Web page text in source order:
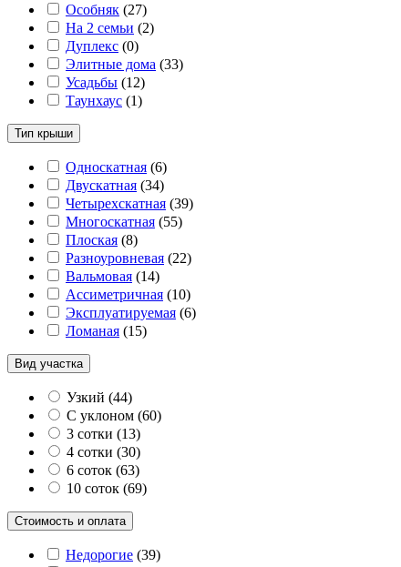
Особняк (27)
На 2 семьи (2)
Дуплекс (0)
Элитные дома (33)
Усадьбы (12)
Таунхаус (1)
Тип крыши
Односкатная (6)
Двускатная (34)
Четырехскатная (39)
Многоскатная (55)
Плоская (8)
Разноуровневая (22)
Вальмовая (14)
Ассиметричная (10)
Эксплуатируемая (6)
Ломаная (15)
Вид участка
Узкий (44)
С уклоном (60)
3 сотки (13)
4 сотки (30)
6 соток (63)
10 соток (69)
Стоимость и оплата
Недорогие (39)